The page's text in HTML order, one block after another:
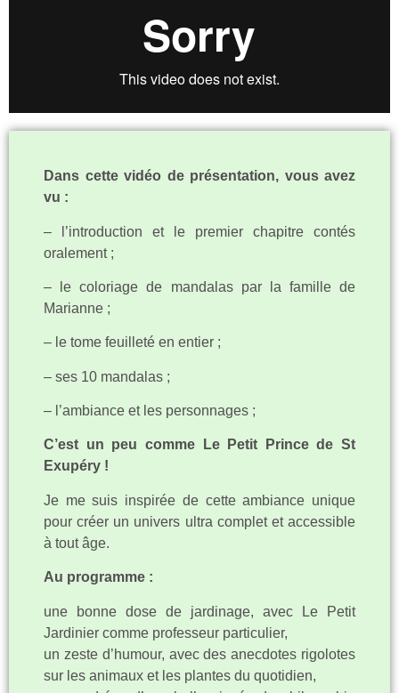
Dans cette vidéo de présentation, vous avez
vu :
– l’introduction et le premier chapitre contés
oralement ;
– le coloriage de mandalas par la famille de
Marianne ;
– le tome feuilleté en entier ;
– ses 10 mandalas ;
– l’ambiance et les personnages ;
C’est un peu comme Le Petit Prince de St
Exupéry !
Je me suis inspirée de cette ambiance unique
pour créer un univers ultra complet et accessible
à tout âge.
Au programme :
une bonne dose de jardinage, avec Le Petit
Jardinier comme professeur particulier,
un zeste d’humour, avec des anecdotes rigolotes
sur les animaux et les plantes du quotidien,